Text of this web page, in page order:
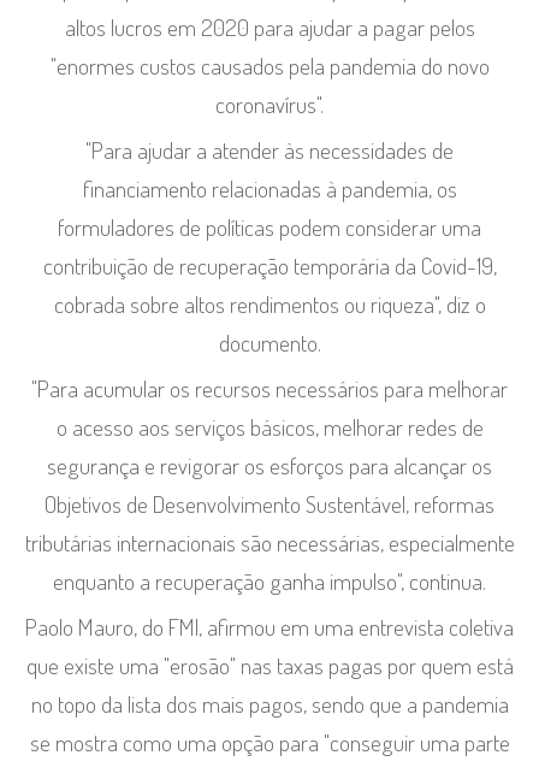
altos lucros em 2020 para ajudar a pagar pelos
"enormes custos causados pela pandemia do novo
coronavírus".
"Para ajudar a atender às necessidades de
financiamento relacionadas à pandemia, os
formuladores de políticas podem considerar uma
contribuição de recuperação temporária da Covid-19,
cobrada sobre altos rendimentos ou riqueza", diz o
documento.
"Para acumular os recursos necessários para melhorar
o acesso aos serviços básicos, melhorar redes de
segurança e revigorar os esforços para alcançar os
Objetivos de Desenvolvimento Sustentável, reformas
tributárias internacionais são necessárias, especialmente
enquanto a recuperação ganha impulso", continua.
Paolo Mauro, do FMI, afirmou em uma entrevista coletiva
que existe uma "erosão" nas taxas pagas por quem está
no topo da lista dos mais pagos, sendo que a pandemia
se mostra como uma opção para "conseguir uma parte